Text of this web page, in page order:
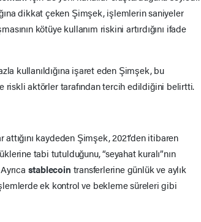
dikkat çeken Şimşek, işlemlerin saniyeler
kötüye kullanım riskini artırdığını ifade
kullanıldığına işaret eden Şimşek, bu
riskli aktörler tarafından tercih edildiğini belirtti.
kaydeden Şimşek, 2021’den itibaren
tabi tutulduğunu, “seyahat kuralı”nın
stablecoin transferlerine günlük ve aylık
ek kontrol ve bekleme süreleri gibi